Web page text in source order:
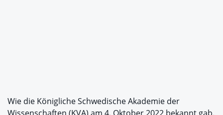
Wie die Königliche Schwedische Akademie der
Wissenschaften (KVA) am 4. Oktober 2022 bekannt gab,